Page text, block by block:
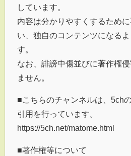
しています。
内容は分かりやすくするため
い、独自のコンテンツになる
す。
なお、誹謗中傷並びに著作権
ません。
■こちらのチャンネルは、5ch
引用を行っています。
https://5ch.net/matome.html
■著作権等について